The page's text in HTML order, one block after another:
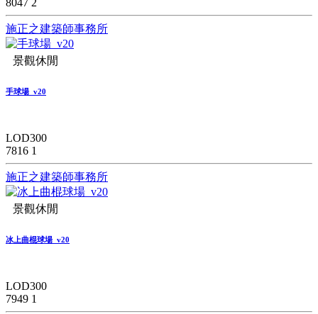
8047 2
施正之建築師事務所
景觀休閒
手球場_v20
LOD300
7816 1
施正之建築師事務所
景觀休閒
冰上曲棍球場_v20
LOD300
7949 1